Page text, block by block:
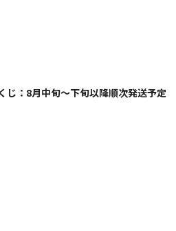
じ：8月中旬～下旬以降順次発送予定